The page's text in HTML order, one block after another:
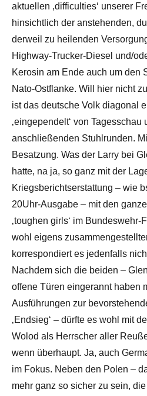
aktuellen ‚difficulties‘ unserer
hinsichtlich der anstehenden,
derweil zu heilenden
Highway-Trucker-Diesel und/
Kerosin am Ende auch um den
Nato-Ostflanke. Will hier nicht
ist das deutsche Volk diagonal
‚eingependelt‘ von Tagesschau
anschließenden Stuhlrunden.
Besatzung. Was der Larry bei
hatte, na ja, so ganz mit der
Kriegsberichtserstattung – wie
20Uhr-Ausgabe – mit den
‚toughen girls‘ im
wohl eigens
korrespondiert es jedenfalls
Nachdem sich die beiden –
offene Türen eingerannt haben
Ausführungen zur
‚Endsieg‘ – dürfte es wohl mit
Wolod als Herrscher aller
wenn überhaupt. Ja, auch
im Fokus. Neben den Polen –
mehr ganz so sicher zu sein,